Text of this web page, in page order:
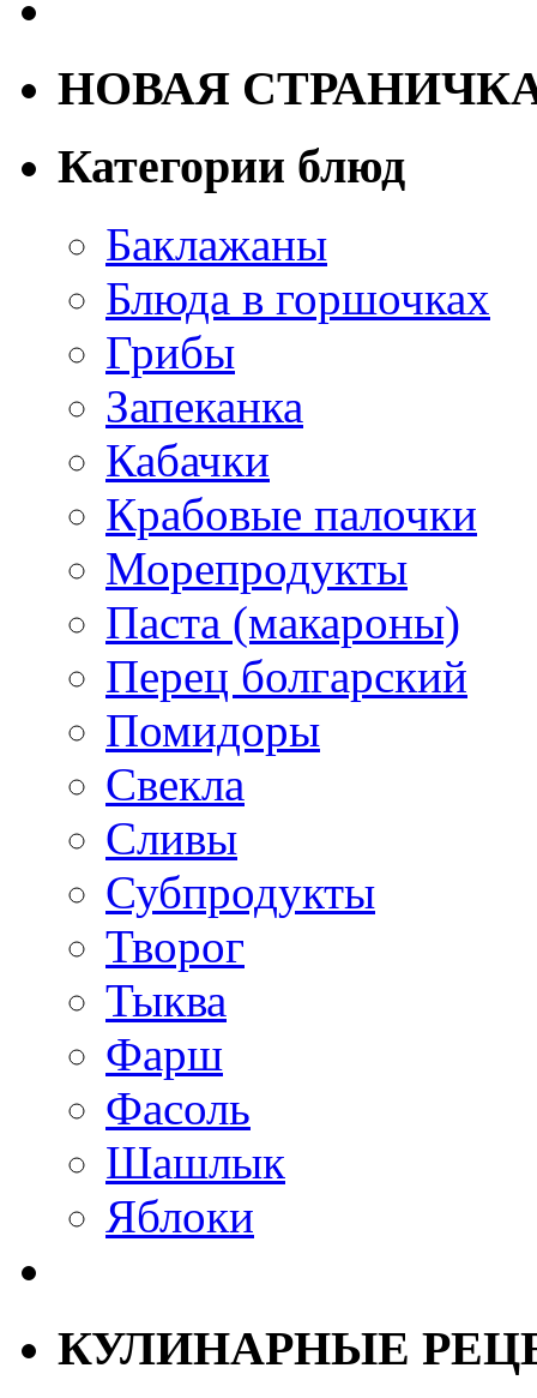
НОВАЯ
Категории блюд
Баклажаны
Блюда в горшочках
Грибы
Запеканка
Кабачки
Крабовые палочки
Морепродукты
Паста (макароны)
Перец болгарский
Помидоры
Свекла
Сливы
Субпродукты
Творог
Тыква
Фарш
Фасоль
Шашлык
Яблоки
КУЛИНАРНЫЕ